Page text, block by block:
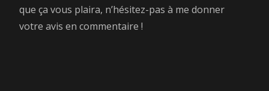
que ça vous plaira, n’hésitez-pas à me donner
votre avis en commentaire !